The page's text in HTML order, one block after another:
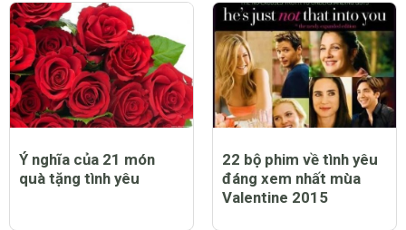
Ý nghĩa của 21 món
quà tặng tình yêu
22 bộ phim về tình yêu
đáng xem nhất mùa
Valentine 2015